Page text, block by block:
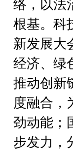
络，以法
根基。科
新发展大
经济、绿
推动创新
度融合，
劲动能；
步发力，